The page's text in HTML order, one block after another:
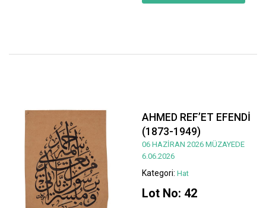
AHMED REF’ET EFENDİ
(1873-1949)
06 HAZİRAN 2026 MÜZAYEDE
6.06.2026
Kategori: Hat
Lot No: 42